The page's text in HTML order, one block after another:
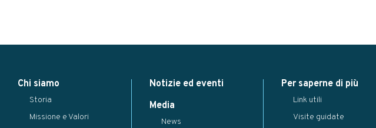
Chi siamo
Storia
Missione e Valori
Notizie ed eventi
Media
News
Per saperne di più
Link utili
Visite guidate
Save changes